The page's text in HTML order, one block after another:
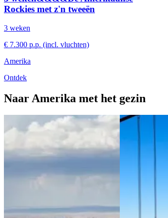
Rockies met z'n tweeën
3 weken
€ 7.300 p.p. (incl. vluchten)
Amerika
Ontdek
Naar Amerika met het gezin
View 3 weken&&&Het Zuidwesten van de VS
met het gezin